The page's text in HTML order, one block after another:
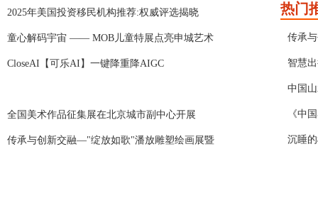
2025年美国投资移民机构推荐:权威评选揭晓
童心解码宇宙 —— MOB儿童特展点亮申城艺术
CloseAI【可乐AI】一键降重降AIGC
全国美术作品征集展在北京城市副中心开展
传承与创新交融—"绽放如歌"潘放雕塑绘画展暨
热门
传承
智慧
中国
《中
沉睡